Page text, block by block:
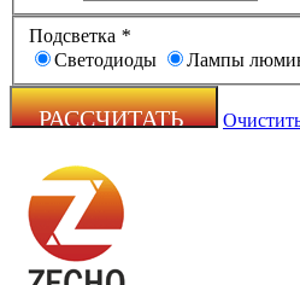
Подсветка *
Светодиоды
Лампы